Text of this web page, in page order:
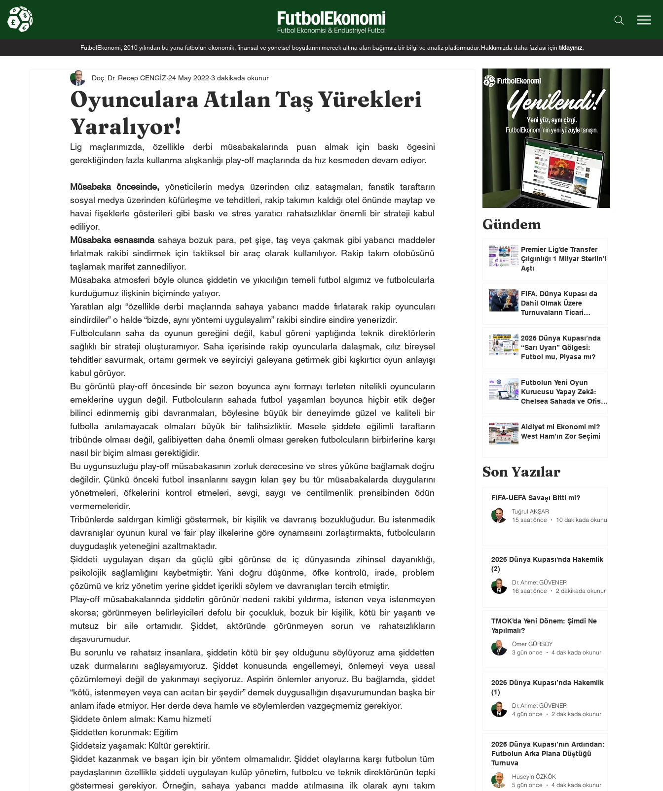
FutbolEkonomi, 2010 yılından bu yana futbolun ekonomik, finansal ve yönetsel boyutlarını mercek altına alan bağımsız bir bilgi ve analiz platformudur. Hakkımızda daha fazlası için tıklayınız.
Oyunculara Atılan Taş Yürekleri
Yaralıyor!
Doç. Dr. Recep CENGİZ 24 May 2022 3 dakikada okunur
Lig maçlarımızda, özellikle derbi müsabakalarında puan almak için baskı ögesini
gerektiğinden fazla kullanma alışkanlığı play-off maçlarında da hız kesmeden devam ediyor.
Müsabaka öncesinde, yöneticilerin medya üzerinden cılız sataşmaları, fanatik taraftarın
sosyal medya üzerinden küfürleşme ve tehditleri, rakip takımın kaldığı otel önünde maytap ve
havai fişeklerle gösterileri gibi baskı ve stres yaratıcı rahatsızlıklar önemli bir strateji kabul
ediliyor.
Müsabaka esnasında sahaya bozuk para, pet şişe, taş veya çakmak gibi yabancı maddeler
fırlatmak rakibi sindirmek için taktiksel bir araç olarak kullanılıyor. Rakip takım otobüsünü
taşlamak marifet zannediliyor.
Müsabaka atmosferi böyle olunca şiddetin ve yıkıcılığın temeli futbol algımız ve futbolcularla
kurduğumuz ilişkinin biçiminde yatıyor.
Yaratılan algı “özellikle derbi maçlarında sahaya yabancı madde fırlatarak rakip oyuncuları
sindirdiler” o halde “bizde, aynı yöntemi uygulayalım” rakibi sindire sindire yenerizdir.
Futbolcuların saha da oyunun gereğini değil, kabul göreni yaptığında teknik direktörlerin
sağlıklı bir strateji oluşturamıyor. Saha içerisinde rakip oyuncularla dalaşmak, cılız bireysel
tehditler savurmak, ortamı germek ve seyirciyi galeyana getirmek gibi kışkırtıcı oyun anlayışı
kabul görüyor.
Bu görüntü play-off öncesinde bir sezon boyunca aynı formayı terleten nitelikli oyuncuların
emeklerine uygun değil. Futbolcuların sahada futbol yaşamları boyunca hiçbir etik değer
bilinci edinmemiş gibi davranmaları, böylesine büyük bir deneyimde güzel ve kaliteli bir
futbolla anılamayacak olmaları büyük bir talihsizliktir. Mesele şiddete eğilimli taraftarın
tribünde olması değil, galibiyetten daha önemli olması gereken futbolcuların birbirlerine karşı
nasıl bir biçim alması gerektiğidir.
Bu uygunsuzluğu play-off müsabakasının zorluk derecesine ve stres yüküne bağlamak doğru
değildir. Çünkü önceki futbol insanlarını saygın kılan şey bu tür müsabakalarda duygularını
yönetmeleri, öfkelerini kontrol etmeleri, sevgi, saygı ve centilmenlik prensibinden ödün
vermemeleridir.
Tribünlerde saldırgan kimliği göstermek, bir kişilik ve davranış bozukluğudur. Bu istenmedik
davranışlar oyunun kural ve fair play ilkelerine göre oynamasını zorlaştırmakta, futbolcuların
duygudaşlık yeteneğini azaltmaktadır.
Şiddeti uygulayan dışarı da güçlü gibi görünse de iç dünyasında zihinsel dayanıklığı,
psikolojik sağlamlığını kaybetmiştir. Yani doğru düşünme, öfke kontrolü, irade, problem
çözümü ve kriz yönetim yerine şiddet içerikli söylem ve davranışları tercih etmiştir.
Play-off müsabakalarında şiddetin görünür nedeni rakibi yıldırma, istenen veya istenmeyen
skorsa; görünmeyen belirleyicileri defolu bir çocukluk, bozuk bir kişilik, kötü bir yaşantı ve
mutsuz bir aile ortamıdır. Şiddet, aktöründe görünmeyen sorun ve rahatsızlıkların
dışavurumudur.
Bu sorunlu ve rahatsız insanlara, şiddetin kötü bir şey olduğunu söylüyoruz ama şiddetten
uzak durmalarını sağlayamıyoruz. Şiddet konusunda engellemeyi, önlemeyi veya ussal
çözümlemeyi değil de yakınmayı seçiyoruz. Aspirin önlemler arıyoruz. Bu bağlamda, şiddet
“kötü, istenmeyen veya can acıtan bir şeydir” demek duygusallığın dışavurumundan başka bir
anlam ifade etmiyor. Her derde deva hamle ve söylemlerden vazgeçmemiz gerekiyor.
Şiddete önlem almak: Kamu hizmeti
Şiddetten korunmak: Eğitim
Şiddetsiz yaşamak: Kültür gerektirir.
Şiddet kazanmak ve başarı için bir yöntem olmamalıdır. Şiddet olaylarına karşı futbolun tüm
paydaşlarının özellikle şiddeti uygulayan kulüp yönetim, futbolcu ve teknik direktörünün tepki
göstermesi gerekiyor. Örneğin, sahaya yabancı madde atılmasına ilk olarak aynı takım
Gündem
Premier Lig’de Transfer
Çılgınlığı 1 Milyar Sterlin'i
Aştı
FIFA, Dünya Kupası da
Dahil Olmak Üzere
Turnuvaların Ticari
2026 Dünya Kupası’nda
“Sarı Uyarı” Gölgesi:
Futbol mu, Piyasa mı?
Futbolun Yeni Oyun
Kurucusu Yapay Zekâ:
Chelsea Sahada ve Ofiste
Aidiyet mi Ekonomi mi?
West Ham’ın Zor Seçimi
Son Yazılar
FIFA-UEFA Savaşı Bitti mi?
Tuğrul AKŞAR
15 saat önce
10 dakikada okunur
2026 Dünya Kupası'nda Hakemlik
(2)
Dr. Ahmet GÜVENER
16 saat önce
2 dakikada okunur
TMOK’da Yeni Dönem: Şimdi Ne
Yapılmalı?
Ömer GÜRSOY
3 gün önce
4 dakikada okunur
2026 Dünya Kupası’nda Hakemlik
(1)
Dr. Ahmet GÜVENER
4 gün önce
2 dakikada okunur
2026 Dünya Kupası’nın Ardından:
Futbolun Arka Plana Düştüğü
Turnuva
Hüseyin ÖZKÖK
5 gün önce
4 dakikada okunur